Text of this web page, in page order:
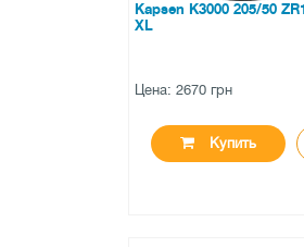
Kapsen K3000 205/50
XL
Цена: 2670 грн
Купить